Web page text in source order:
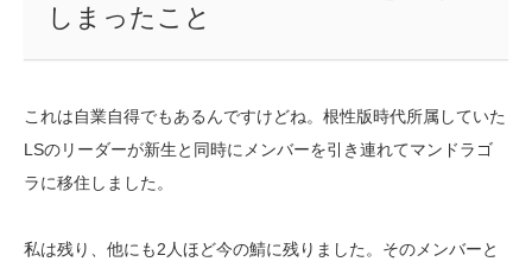
しまったこと
これは自業自得でもあるんですけどね。根性版時代所属していた
LSのリーダーが新生と同時にメンバーを引き連れてマンドラゴ
ラに移住しました。
私は残り、他にも2人ほど今の鯖に残りました。そのメンバーと